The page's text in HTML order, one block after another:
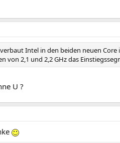
Intel in den beiden neuen
von 2,1 und 2,2 GHz das
U ?